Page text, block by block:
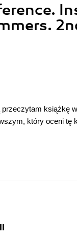
przeczytam książkę
który oceni tę